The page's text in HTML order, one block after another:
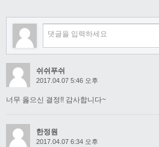
쉬쉬푸쉬
2017.04.07 5:46 오후
너무 옳으신 결정!! 감사합니다~
한정원
2017.04.07 6:34 오후